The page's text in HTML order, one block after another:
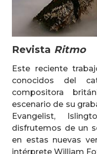
Revista Ritmo
Este reciente
conocidos del
compositora
escenario de su
Evangelist,
disfrutemos de un
en estas nuevas
intérprete William